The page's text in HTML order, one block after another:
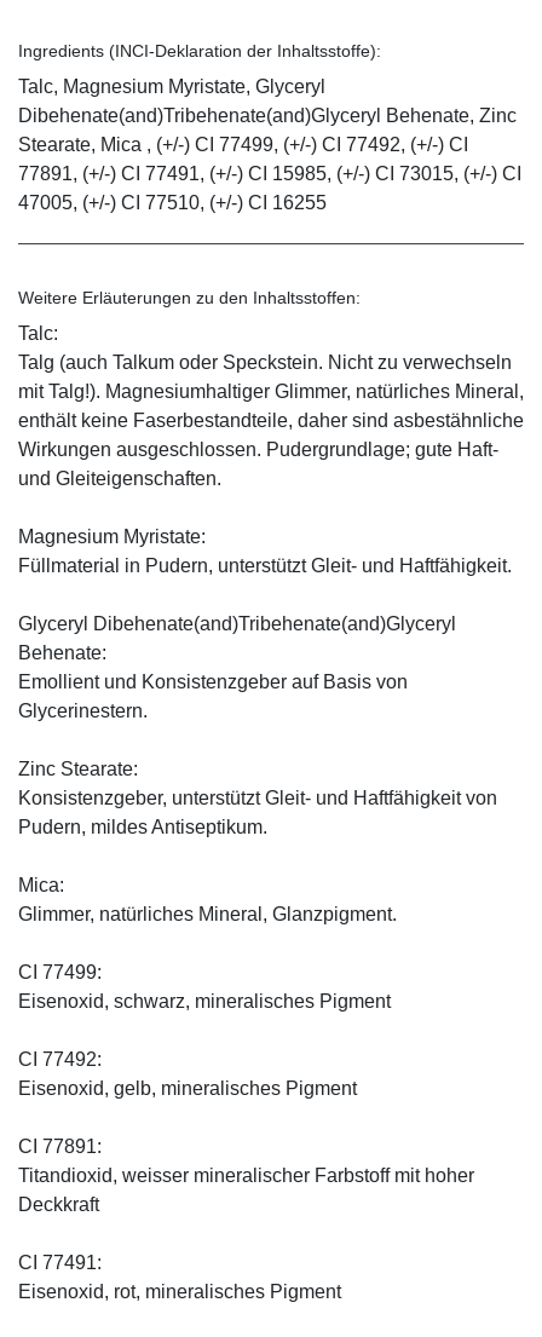
Ingredients (INCI-Deklaration der Inhaltsstoffe):
Talc, Magnesium Myristate, Glyceryl
Dibehenate(and)Tribehenate(and)Glyceryl Behenate, Zinc
Stearate, Mica , (+/-) CI 77499, (+/-) CI 77492, (+/-) CI
77891, (+/-) CI 77491, (+/-) CI 15985, (+/-) CI 73015, (+/-) CI
47005, (+/-) CI 77510, (+/-) CI 16255
Weitere Erläuterungen zu den Inhaltsstoffen:
Talc:
Talg (auch Talkum oder Speckstein. Nicht zu verwechseln
mit Talg!). Magnesiumhaltiger Glimmer, natürliches Mineral,
enthält keine Faserbestandteile, daher sind asbestähnliche
Wirkungen ausgeschlossen. Pudergrundlage; gute Haft-
und Gleiteigenschaften.
Magnesium Myristate:
Füllmaterial in Pudern, unterstützt Gleit- und Haftfähigkeit.
Glyceryl Dibehenate(and)Tribehenate(and)Glyceryl
Behenate:
Emollient und Konsistenzgeber auf Basis von
Glycerinestern.
Zinc Stearate:
Konsistenzgeber, unterstützt Gleit- und Haftfähigkeit von
Pudern, mildes Antiseptikum.
Mica:
Glimmer, natürliches Mineral, Glanzpigment.
CI 77499:
Eisenoxid, schwarz, mineralisches Pigment
CI 77492:
Eisenoxid, gelb, mineralisches Pigment
CI 77891:
Titandioxid, weisser mineralischer Farbstoff mit hoher
Deckkraft
CI 77491:
Eisenoxid, rot, mineralisches Pigment